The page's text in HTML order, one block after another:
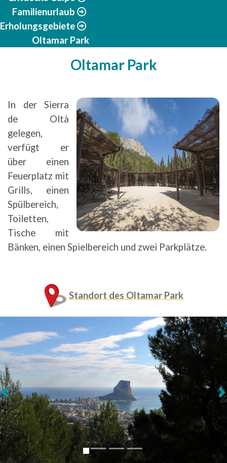
Familienurlaub
Erholungsgebiete
Oltamar Park
Oltamar Park
In der Sierra
de Oltà
gelegen,
verfügt er
über einen
Feuerplatz mit
Grills, einen
Spülbereich,
Toiletten,
Tische mit
Bänken, einen Spielbereich und zwei Parkplätze.
Standort des Oltamar Park
Weiter